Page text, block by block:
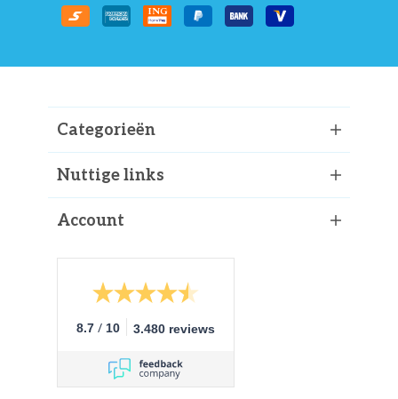
Categorieën
Nuttige links
Account
8.7 / 10 3.480 reviews